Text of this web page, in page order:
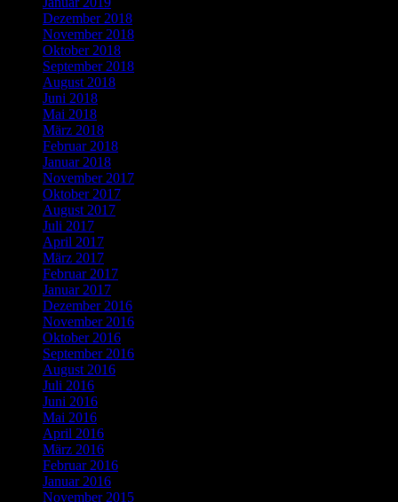
Dezember 2018
November 2018
Oktober 2018
September 2018
August 2018
Juni 2018
Mai 2018
März 2018
Februar 2018
Januar 2018
November 2017
Oktober 2017
August 2017
Juli 2017
April 2017
März 2017
Februar 2017
Januar 2017
Dezember 2016
November 2016
Oktober 2016
September 2016
August 2016
Juli 2016
Juni 2016
Mai 2016
April 2016
März 2016
Februar 2016
Januar 2016
November 2015